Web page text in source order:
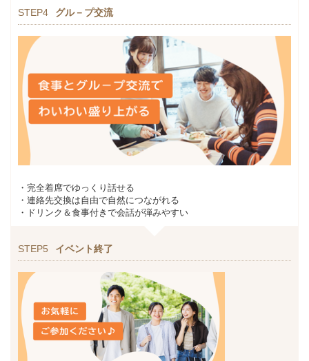
STEP4 グル－プ交流
・完全着席でゆっくり話せる
・連絡先交換は自由で自然につながれる
・ドリンク＆食事付きで会話が弾みやすい
STEP5 イベント終了